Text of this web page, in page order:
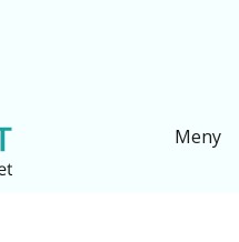
Meny